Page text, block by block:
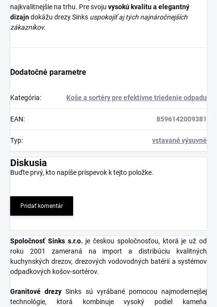
najkvalitnejšie na trhu. Pre svoju vysokú kvalitu a elegantný
dizajndokážu drezy Sinks uspokojiť aj tých najnáročnejších
zákazníkov.
Dodatočné parametre
Kategória: Koše a sortéry pre efektívne triedenie odpadu
EAN: 8596142009381
Typ: vstavané výsuvné
Diskusia
Buďte prvý, kto napíše príspevok k tejto položke.
Pridať komentár
Spoločnosť Sinks s.r.o. je českou spoločnosťou, ktorá je už od
roku 2001 zameraná na import a distribúciu kvalitných
kuchynských drezov, drezových vodovodných batérií a systémov
odpadkových košov-sortérov.
Granitové drezy Sinks sú vyrábané pomocou najmodernejšej
technológie, ktorá kombinuje vysoký podiel kameňa